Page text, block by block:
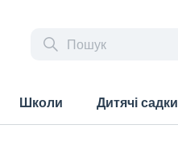
Школи Дитячі садки